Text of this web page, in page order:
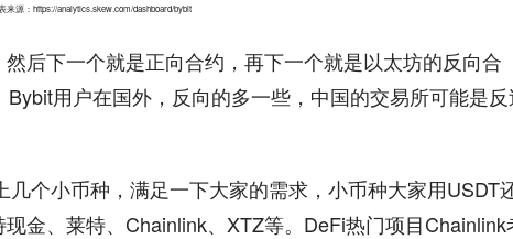
来源：https://analytics.skew.com/dashboard/bybit
后下一个就是正向合约，再下一个就是以太坊的反向合
用户在国外，反向的多一些，中国的交易所可能是反
个小币种，满足一下大家的需求，小币种大家用USDT
金、莱特、Chainlink、XTZ等。DeFi热门项目Chainlink